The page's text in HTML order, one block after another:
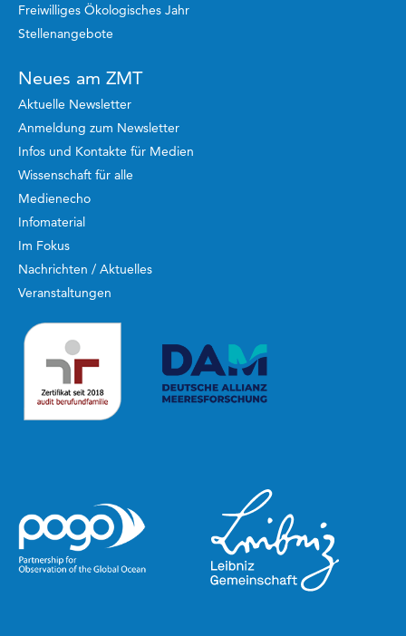
Freiwilliges Ökologisches Jahr
Stellenangebote
Neues am ZMT
Aktuelle Newsletter
Anmeldung zum Newsletter
Infos und Kontakte für Medien
Wissenschaft für alle
Medienecho
Infomaterial
Im Fokus
Nachrichten / Aktuelles
Veranstaltungen